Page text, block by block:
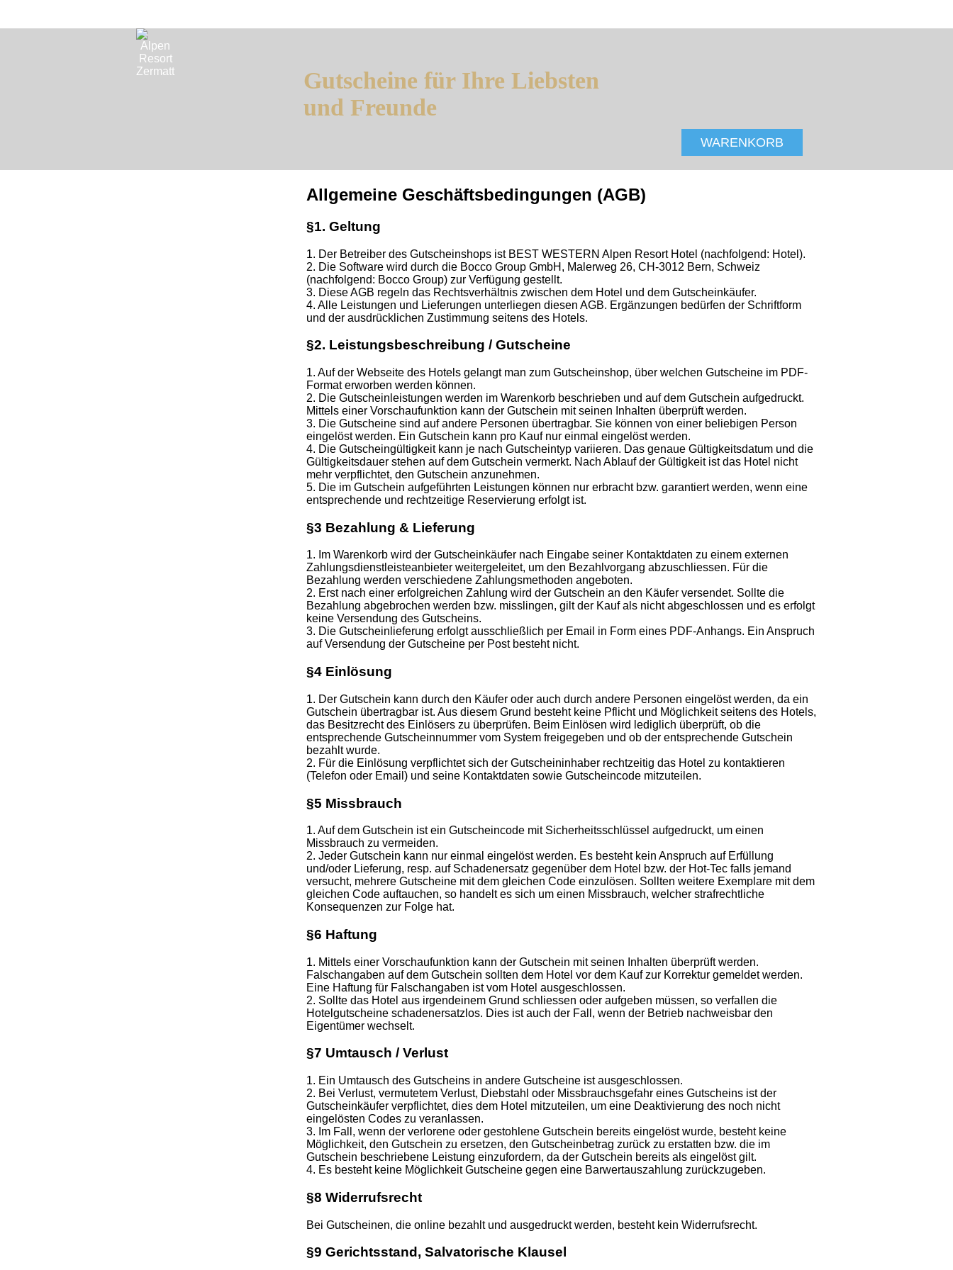
Gutscheine für Ihre Liebsten
und Freunde
WARENKORB
Allgemeine Geschäftsbedingungen (AGB)
§1. Geltung
1. Der Betreiber des Gutscheinshops ist BEST WESTERN Alpen Resort Hotel (nachfolgend: Hotel).
2. Die Software wird durch die Bocco Group GmbH, Malerweg 26, CH-3012 Bern, Schweiz
(nachfolgend: Bocco Group) zur Verfügung gestellt.
3. Diese AGB regeln das Rechtsverhältnis zwischen dem Hotel und dem Gutscheinkäufer.
4. Alle Leistungen und Lieferungen unterliegen diesen AGB. Ergänzungen bedürfen der Schriftform
und der ausdrücklichen Zustimmung seitens des Hotels.
§2. Leistungsbeschreibung / Gutscheine
1. Auf der Webseite des Hotels gelangt man zum Gutscheinshop, über welchen Gutscheine im PDF-
Format erworben werden können.
2. Die Gutscheinleistungen werden im Warenkorb beschrieben und auf dem Gutschein aufgedruckt.
Mittels einer Vorschaufunktion kann der Gutschein mit seinen Inhalten überprüft werden.
3. Die Gutscheine sind auf andere Personen übertragbar. Sie können von einer beliebigen Person
eingelöst werden. Ein Gutschein kann pro Kauf nur einmal eingelöst werden.
4. Die Gutscheingültigkeit kann je nach Gutscheintyp variieren. Das genaue Gültigkeitsdatum und die
Gültigkeitsdauer stehen auf dem Gutschein vermerkt. Nach Ablauf der Gültigkeit ist das Hotel nicht
mehr verpflichtet, den Gutschein anzunehmen.
5. Die im Gutschein aufgeführten Leistungen können nur erbracht bzw. garantiert werden, wenn eine
entsprechende und rechtzeitige Reservierung erfolgt ist.
§3 Bezahlung & Lieferung
1. Im Warenkorb wird der Gutscheinkäufer nach Eingabe seiner Kontaktdaten zu einem externen
Zahlungsdienstleisteanbieter weitergeleitet, um den Bezahlvorgang abzuschliessen. Für die
Bezahlung werden verschiedene Zahlungsmethoden angeboten.
2. Erst nach einer erfolgreichen Zahlung wird der Gutschein an den Käufer versendet. Sollte die
Bezahlung abgebrochen werden bzw. misslingen, gilt der Kauf als nicht abgeschlossen und es erfolgt
keine Versendung des Gutscheins.
3. Die Gutscheinlieferung erfolgt ausschließlich per Email in Form eines PDF-Anhangs. Ein Anspruch
auf Versendung der Gutscheine per Post besteht nicht.
§4 Einlösung
1. Der Gutschein kann durch den Käufer oder auch durch andere Personen eingelöst werden, da ein
Gutschein übertragbar ist. Aus diesem Grund besteht keine Pflicht und Möglichkeit seitens des Hotels,
das Besitzrecht des Einlösers zu überprüfen. Beim Einlösen wird lediglich überprüft, ob die
entsprechende Gutscheinnummer vom System freigegeben und ob der entsprechende Gutschein
bezahlt wurde.
2. Für die Einlösung verpflichtet sich der Gutscheininhaber rechtzeitig das Hotel zu kontaktieren
(Telefon oder Email) und seine Kontaktdaten sowie Gutscheincode mitzuteilen.
§5 Missbrauch
1. Auf dem Gutschein ist ein Gutscheincode mit Sicherheitsschlüssel aufgedruckt, um einen
Missbrauch zu vermeiden.
2. Jeder Gutschein kann nur einmal eingelöst werden. Es besteht kein Anspruch auf Erfüllung
und/oder Lieferung, resp. auf Schadenersatz gegenüber dem Hotel bzw. der Hot-Tec falls jemand
versucht, mehrere Gutscheine mit dem gleichen Code einzulösen. Sollten weitere Exemplare mit dem
gleichen Code auftauchen, so handelt es sich um einen Missbrauch, welcher strafrechtliche
Konsequenzen zur Folge hat.
§6 Haftung
1. Mittels einer Vorschaufunktion kann der Gutschein mit seinen Inhalten überprüft werden.
Falschangaben auf dem Gutschein sollten dem Hotel vor dem Kauf zur Korrektur gemeldet werden.
Eine Haftung für Falschangaben ist vom Hotel ausgeschlossen.
2. Sollte das Hotel aus irgendeinem Grund schliessen oder aufgeben müssen, so verfallen die
Hotelgutscheine schadenersatzlos. Dies ist auch der Fall, wenn der Betrieb nachweisbar den
Eigentümer wechselt.
§7 Umtausch / Verlust
1. Ein Umtausch des Gutscheins in andere Gutscheine ist ausgeschlossen.
2. Bei Verlust, vermutetem Verlust, Diebstahl oder Missbrauchsgefahr eines Gutscheins ist der
Gutscheinkäufer verpflichtet, dies dem Hotel mitzuteilen, um eine Deaktivierung des noch nicht
eingelösten Codes zu veranlassen.
3. Im Fall, wenn der verlorene oder gestohlene Gutschein bereits eingelöst wurde, besteht keine
Möglichkeit, den Gutschein zu ersetzen, den Gutscheinbetrag zurück zu erstatten bzw. die im
Gutschein beschriebene Leistung einzufordern, da der Gutschein bereits als eingelöst gilt.
4. Es besteht keine Möglichkeit Gutscheine gegen eine Barwertauszahlung zurückzugeben.
§8 Widerrufsrecht
Bei Gutscheinen, die online bezahlt und ausgedruckt werden, besteht kein Widerrufsrecht.
§9 Gerichtsstand, Salvatorische Klausel